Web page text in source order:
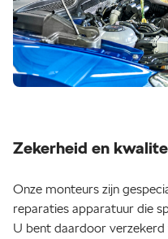
Zekerheid en
Onze monteurs zijn
reparaties apparatuur die
U bent daardoor